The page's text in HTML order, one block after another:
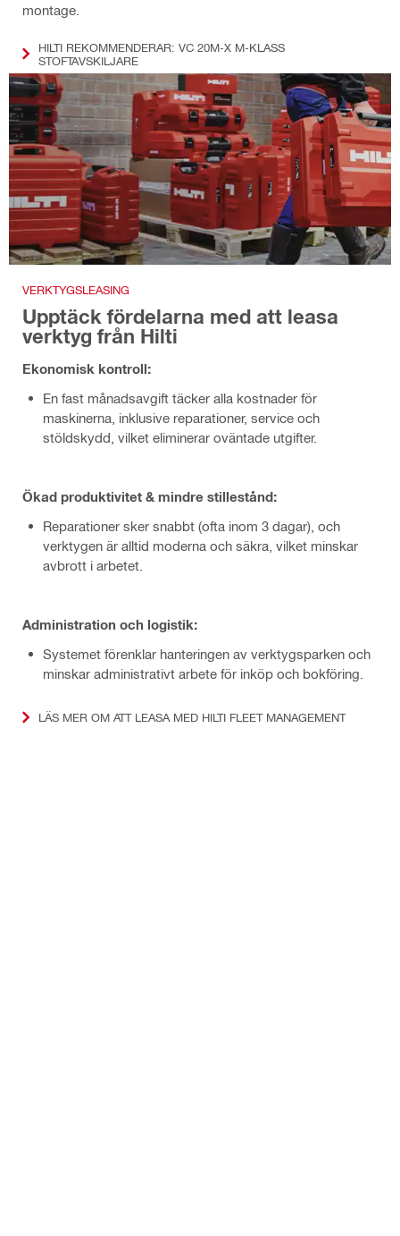
montage.
HILTI REKOMMENDERAR: VC 20M-X M-KLASS
STOFTAVSKILJARE
VERKTYGSLEASING
Upptäck fördelarna med att leasa
verktyg från Hilti
Ekonomisk kontroll:
En fast månadsavgift täcker alla kostnader för
maskinerna, inklusive reparationer, service och
stöldskydd, vilket eliminerar oväntade utgifter.
Ökad produktivitet & mindre stillestånd:
Reparationer sker snabbt (ofta inom 3 dagar), och
verktygen är alltid moderna och säkra, vilket minskar
avbrott i arbetet.
Administration och logistik:
Systemet förenklar hanteringen av verktygsparken och
minskar administrativt arbete för inköp och bokföring.
LÄS MER OM ATT LEASA MED HILTI FLEET MANAGEMENT